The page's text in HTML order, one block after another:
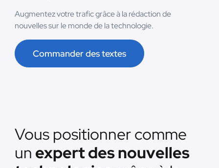
Augmentez votre trafic grâce à la rédaction de
nouvelles sur le monde de la technologie.
Commander des textes
Vous positionner comme
un expert des nouvelles